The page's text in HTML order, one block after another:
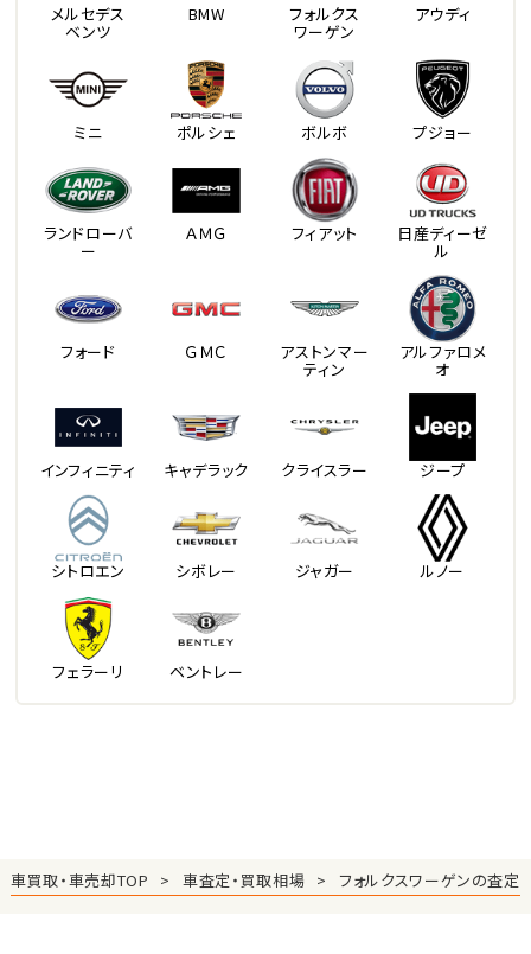
メルセデス
ベンツ
BMW フォルクス
ワーゲン
アウディ
ミニ ポルシェ ボルボ プジョー
ランドローバ
ー
ＡＭＧ フィアット 日産ディーゼ
ル
フォード ＧＭＣ アストンマー
ティン
アルファロメ
オ
インフィニティ キャデラック クライスラー ジープ
シトロエン シボレー ジャガー ルノー
フェラーリ ベントレー
車買取・車売却TOP 車査定・買取相場 フォルクスワーゲンの査定